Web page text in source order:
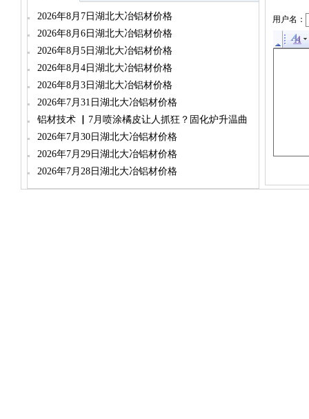
2026年8月7日湖北大冶铝材价格
2026年8月6日湖北大冶铝材价格
2026年8月5日湖北大冶铝材价格
2026年8月4日湖北大冶铝材价格
2026年8月3日湖北大冶铝材价格
2026年7月31日湖北大冶铝材价格
铝材技术 ▏7月喷涂橘皮让人抓狂？固化炉升温曲
线往下压一压，流平时间给够就行
2026年7月30日湖北大冶铝材价格
2026年7月29日湖北大冶铝材价格
2026年7月28日湖北大冶铝材价格
用户名：